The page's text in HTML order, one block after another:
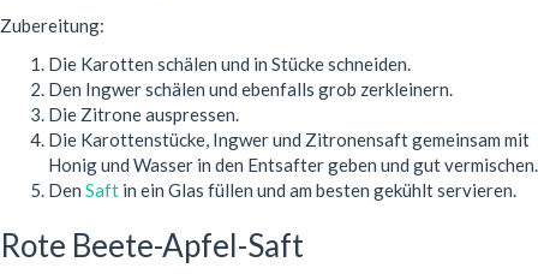
Zubereitung:
Die Karotten schälen und in Stücke schneiden.
Den Ingwer schälen und ebenfalls grob zerkleinern.
Die Zitrone auspressen.
Die Karottenstücke, Ingwer und Zitronensaft gemeinsam mit
Honig und Wasser in den Entsafter geben und gut vermischen.
Den Saft in ein Glas füllen und am besten gekühlt servieren.
Rote Beete-Apfel-Saft